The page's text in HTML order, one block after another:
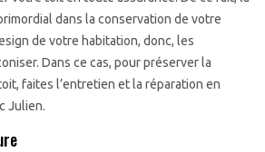
dans la conservation de votre
de votre habitation, donc, les
Dans ce cas, pour préserver la
faites l’entretien et la réparation en
Julien.